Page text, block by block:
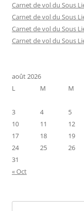
Carnet de vol du Sous
Carnet de vol du Sous
Carnet de vol du Sous
Carnet de vol du Sous
août 2026
L
M M
3
4 5
10
11 12
17
18 19
24
25 26
31
« Oct